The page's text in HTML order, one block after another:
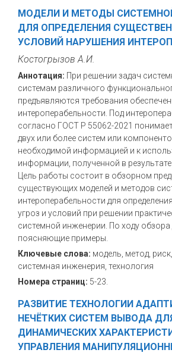
МОДЕЛИ И МЕТОДЫ
ДЛЯ ОПРЕДЕЛЕНИЯ
УСЛОВИЙ НАРУШЕНИЯ
Костогрызов А.И.
Аннотация: При решении задач
системам различного
предъявляются требования
интероперабельности. Под
согласно ГОСТ Р 55062-2021
двух или более систем или
необходимой информацией и к
информации, полученной в
Цель работы состоит в обзорном
существующих моделей и методов
интероперабельности для
угроз и условий при решении
системной инженерии. По ходу
поясняющие примеры.
Ключевые слова: модель, метод,
системная инженерия, технология
Номера страниц: 5-23.
РАЗВИТИЕ ТЕХНОЛОГИИ
НЕЧЁТКИХ СИСТЕМ ВЫВОДА
ДИНАМИЧЕСКИХ
УПРАВЛЕНИЯ